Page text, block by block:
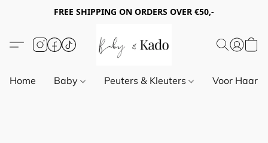
FREE SHIPPING ON ORDERS OVER €50,-
Home Baby Peuters & Kleuters Voor Haar